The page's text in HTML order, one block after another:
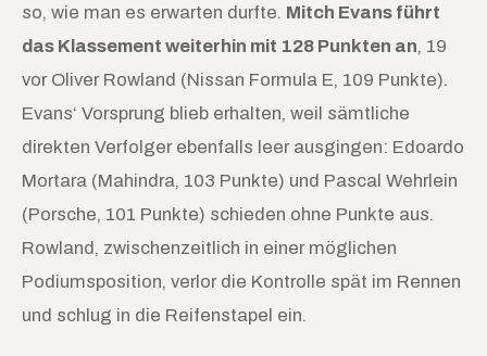
so, wie man es erwarten durfte. Mitch Evans führt
das Klassement weiterhin mit 128 Punkten an, 19
vor Oliver Rowland (Nissan Formula E, 109 Punkte).
Evans‘ Vorsprung blieb erhalten, weil sämtliche
direkten Verfolger ebenfalls leer ausgingen: Edoardo
Mortara (Mahindra, 103 Punkte) und Pascal Wehrlein
(Porsche, 101 Punkte) schieden ohne Punkte aus.
Rowland, zwischenzeitlich in einer möglichen
Podiumsposition, verlor die Kontrolle spät im Rennen
und schlug in die Reifenstapel ein.